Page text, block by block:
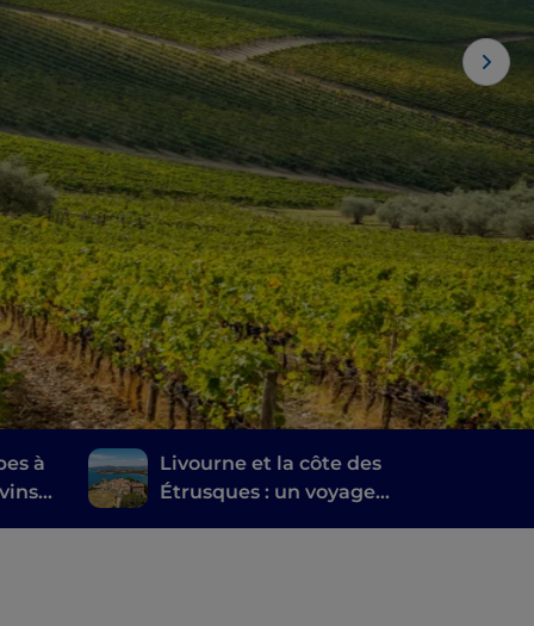
à
Livourne et la côte des
Étrusques : un voyage